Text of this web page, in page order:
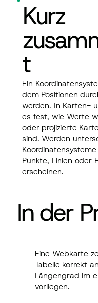
Kurz
t
Ein
dem Positionen
werden. In Karten-
es fest, wie Werte
oder projizierte
sind. Werden
Punkte, Linien oder
erscheinen.
In der
Eine Webkarte
korrekt an, weil
erwarteten
In der
Eine Webkarte
Tabelle korrekt
Längengrad im
vorliegen.